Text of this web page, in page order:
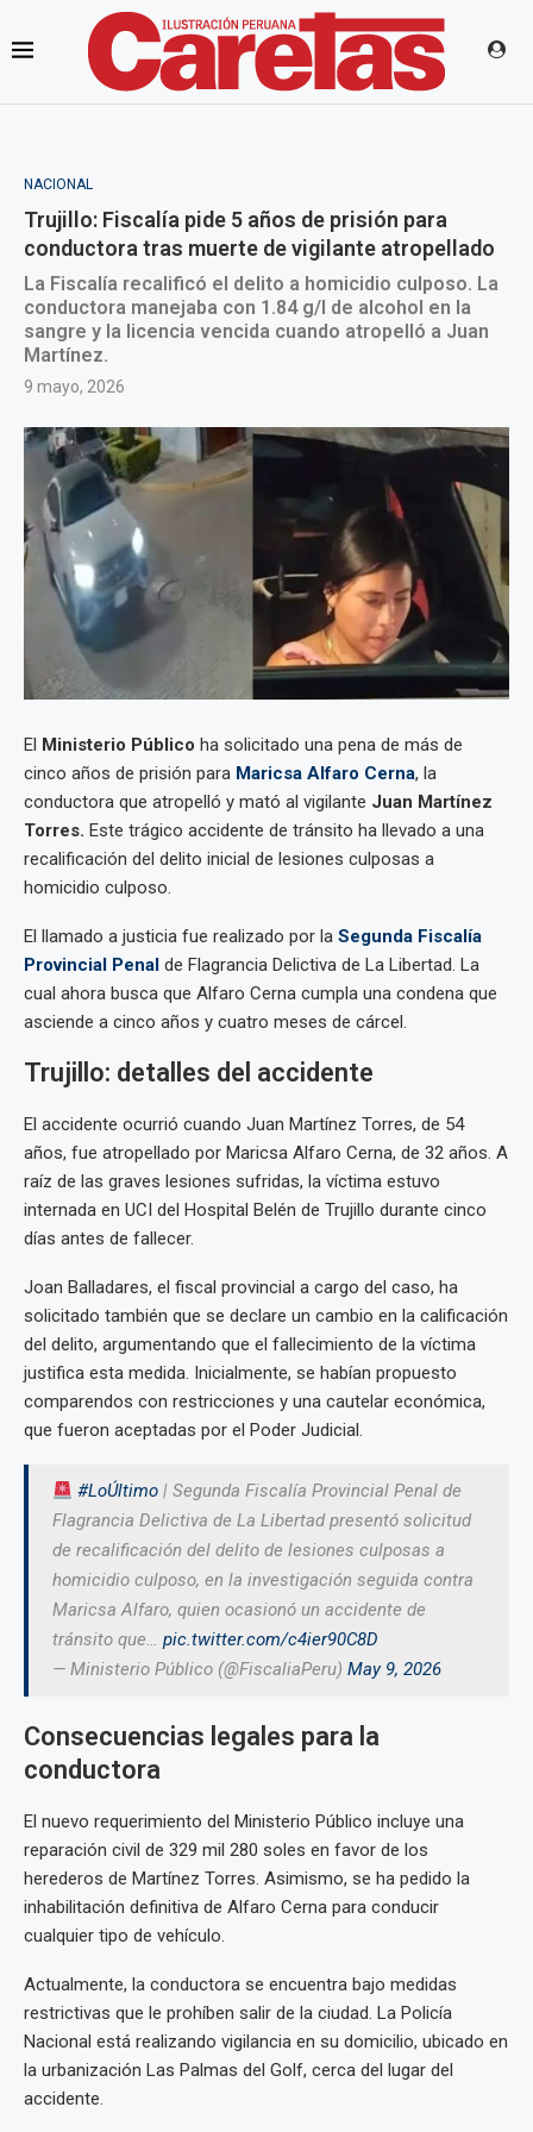
NACIONAL
Trujillo: Fiscalía pide 5 años de prisión para
conductora tras muerte de vigilante atropellado
La Fiscalía recalificó el delito a homicidio culposo. La
conductora manejaba con 1.84 g/l de alcohol en la
sangre y la licencia vencida cuando atropelló a Juan
Martínez.
9 mayo, 2026
El Ministerio Público ha solicitado una pena de más de
cinco años de prisión para Maricsa Alfaro Cerna, la
conductora que atropelló y mató al vigilante Juan Martínez
Torres. Este trágico accidente de tránsito ha llevado a una
recalificación del delito inicial de lesiones culposas a
homicidio culposo.
El llamado a justicia fue realizado por la Segunda Fiscalía
Provincial Penal de Flagrancia Delictiva de La Libertad. La
cual ahora busca que Alfaro Cerna cumpla una condena que
asciende a cinco años y cuatro meses de cárcel.
Trujillo: detalles del accidente
El accidente ocurrió cuando Juan Martínez Torres, de 54
años, fue atropellado por Maricsa Alfaro Cerna, de 32 años. A
raíz de las graves lesiones sufridas, la víctima estuvo
internada en UCI del Hospital Belén de Trujillo durante cinco
días antes de fallecer.
Joan Balladares, el fiscal provincial a cargo del caso, ha
solicitado también que se declare un cambio en la calificación
del delito, argumentando que el fallecimiento de la víctima
justifica esta medida. Inicialmente, se habían propuesto
comparendos con restricciones y una cautelar económica,
que fueron aceptadas por el Poder Judicial.
#LoÚltimo | Segunda Fiscalía Provincial Penal de
Flagrancia Delictiva de La Libertad presentó solicitud
de recalificación del delito de lesiones culposas a
homicidio culposo, en la investigación seguida contra
Maricsa Alfaro, quien ocasionó un accidente de
tránsito que… pic.twitter.com/c4ier90C8D
— Ministerio Público (@FiscaliaPeru) May 9, 2026
Consecuencias legales para la
conductora
El nuevo requerimiento del Ministerio Público incluye una
reparación civil de 329 mil 280 soles en favor de los
herederos de Martínez Torres. Asimismo, se ha pedido la
inhabilitación definitiva de Alfaro Cerna para conducir
cualquier tipo de vehículo.
Actualmente, la conductora se encuentra bajo medidas
restrictivas que le prohíben salir de la ciudad. La Policía
Nacional está realizando vigilancia en su domicilio, ubicado en
la urbanización Las Palmas del Golf, cerca del lugar del
accidente.